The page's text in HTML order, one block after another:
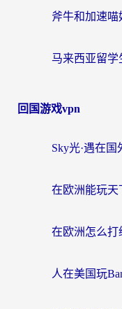
回国游戏vpn